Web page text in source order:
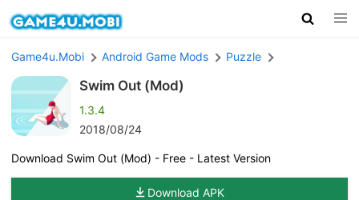
Game4u.Mobi Android Game Mods Puzzle
Swim Out (Mod)
1.3.4
2018/08/24
Download Swim Out (Mod) - Free - Latest Version
Download APK